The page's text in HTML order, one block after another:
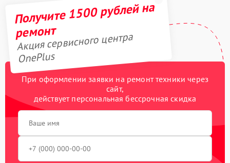
Получите 1500 рублей на
ремонт
Акция сервисного центра
OnePlus
При оформлении заявки на ремонт техники через
сайт,
действует персональная бессрочная скидка